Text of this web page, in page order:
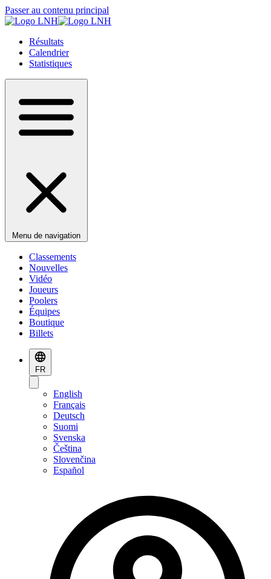
Passer au contenu principal
Résultats
Calendrier
Statistiques
Menu de navigation
Classements
Nouvelles
Vidéo
Joueurs
Poolers
Équipes
Boutique
Billets
FR
English
Français
Deutsch
Suomi
Svenska
Čeština
Slovenčina
Español